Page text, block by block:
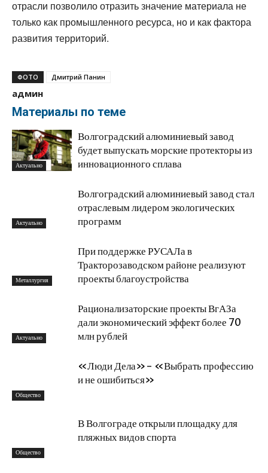
отрасли позволило отразить значение материала не
только как промышленного ресурса, но и как фактора
развития территорий.
ФОТО Дмитрий Панин
админ
Материалы по теме
Актуально
Волгоградский алюминиевый завод
будет выпускать морские протекторы из
инновационного сплава
Актуально
Волгоградский алюминиевый завод стал
отраслевым лидером экологических
программ
Металлургия
При поддержке РУСАЛа в
Тракторозаводском районе реализуют
проекты благоустройства
Актуально
Рационализаторские проекты ВгАЗа
дали экономический эффект более 70
млн рублей
Общество
«Люди Дела»- «Выбрать профессию
и не ошибиться»
Общество
В Волгограде открыли площадку для
пляжных видов спорта